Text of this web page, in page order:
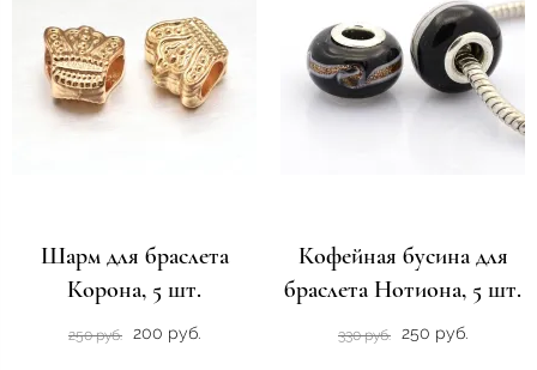
Шарм для браслета
Корона, 5 шт.
250 руб. 200 руб.
Кофейная бусина для
браслета Нотиона, 5 шт.
330 руб. 250 руб.